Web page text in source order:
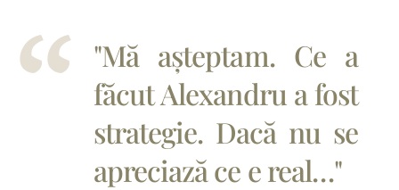
"Mă așteptam. Ce a
făcut Alexandru a fost
strategie. Dacă nu se
apreciază ce e real…"